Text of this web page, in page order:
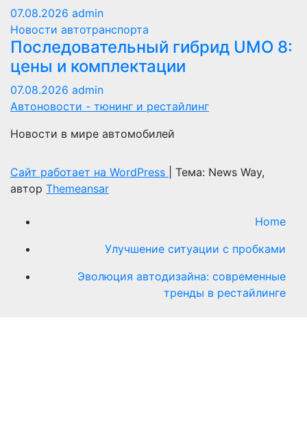
07.08.2026 admin
Новости автотранспорта
Последовательный гибрид UMO 8:
цены и комплектации
07.08.2026 admin
Автоновости - тюнинг и рестайлинг
Новости в мире автомобилей
Сайт работает на WordPress
Тема: News Way,
автор Themeansar
Home
Улучшение ситуации с пробками
Эволюция автодизайна: современные
тренды в рестайлинге